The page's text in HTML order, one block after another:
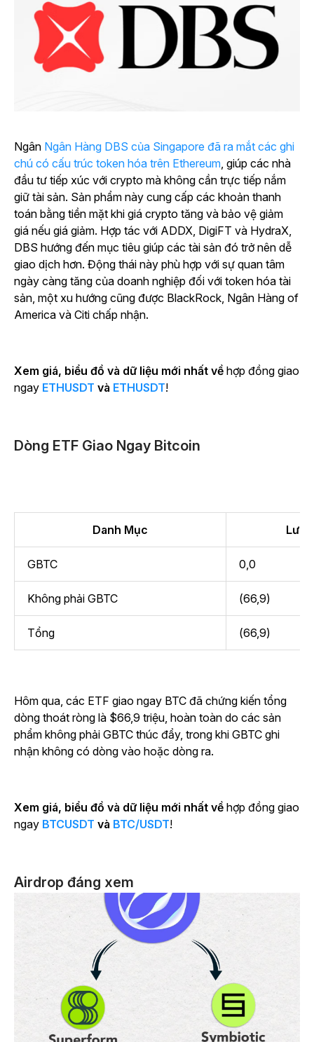
Ngân Ngân Hàng DBS của Singapore đã ra mắt các ghi
chú có cấu trúc token hóa trên Ethereum, giúp các nhà
đầu tư tiếp xúc với crypto mà không cần trực tiếp nắm
giữ tài sản. Sản phẩm này cung cấp các khoản thanh
toán bằng tiền mặt khi giá crypto tăng và bảo vệ giảm
giá nếu giá giảm. Hợp tác với ADDX, DigiFT và HydraX,
DBS hướng đến mục tiêu giúp các tài sản đó trở nên dễ
giao dịch hơn. Động thái này phù hợp với sự quan tâm
ngày càng tăng của doanh nghiệp đối với token hóa tài
sản, một xu hướng cũng được BlackRock, Ngân Hàng of
America và Citi chấp nhận.
Xem giá, biểu đồ và dữ liệu mới nhất về hợp đồng giao
ngay ETHUSDT và ETHUSDT!
Dòng ETF Giao Ngay Bitcoin
Danh Mục Lưu
GBTC 0,0
Không phải GBTC (66,9)
Tổng (66,9)
Hôm qua, các ETF giao ngay BTC đã chứng kiến tổng
dòng thoát ròng là $66,9 triệu, hoàn toàn do các sản
phẩm không phải GBTC thúc đẩy, trong khi GBTC ghi
nhận không có dòng vào hoặc dòng ra.
Xem giá, biểu đồ và dữ liệu mới nhất về hợp đồng giao
ngay BTCUSDT và BTC/USDT!
Airdrop đáng xem